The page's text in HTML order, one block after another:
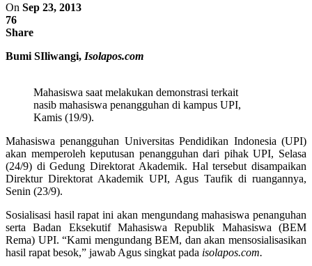
On Sep 23, 2013
76
Share
Bumi SIliwangi, Isolapos.com
Mahasiswa saat melakukan demonstrasi terkait
nasib mahasiswa penangguhan di kampus UPI,
Kamis (19/9).
Mahasiswa penangguhan Universitas Pendidikan Indonesia (UPI)
akan memperoleh keputusan penangguhan dari pihak UPI, Selasa
(24/9) di Gedung Direktorat Akademik. Hal tersebut disampaikan
Direktur Direktorat Akademik UPI, Agus Taufik di ruangannya,
Senin (23/9).
Sosialisasi hasil rapat ini akan mengundang mahasiswa penanguhan
serta Badan Eksekutif Mahasiswa Republik Mahasiswa (BEM
Rema) UPI. “Kami mengundang BEM, dan akan mensosialisasikan
hasil rapat besok,” jawab Agus singkat pada isolapos.com.